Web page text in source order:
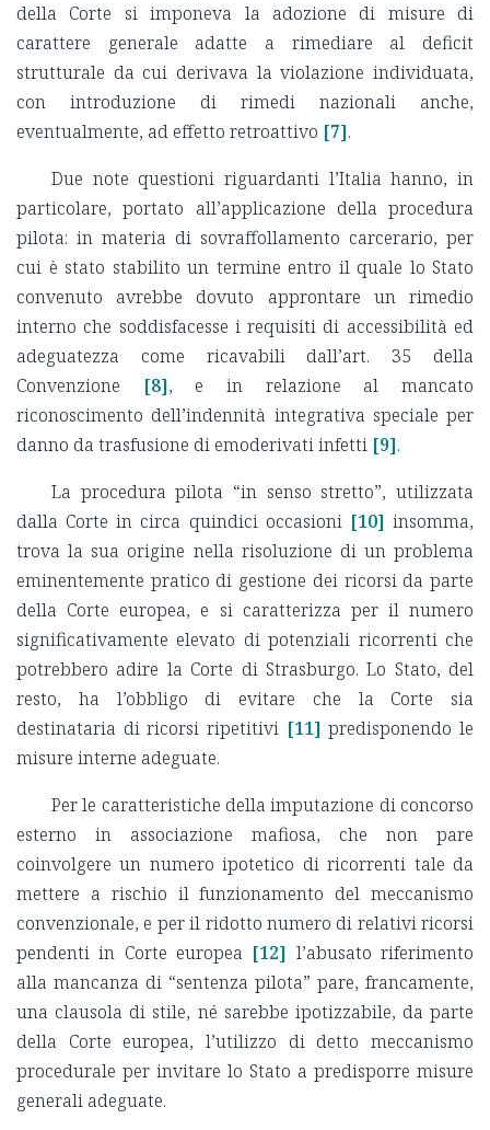
della Corte si imponeva la adozione di misure di
carattere generale adatte a rimediare al deficit
strutturale da cui derivava la violazione individuata,
con introduzione di rimedi nazionali anche,
eventualmente, ad effetto retroattivo [7].
Due note questioni riguardanti l’Italia hanno, in
particolare, portato all’applicazione della procedura
pilota: in materia di sovraffollamento carcerario, per
cui è stato stabilito un termine entro il quale lo Stato
convenuto avrebbe dovuto approntare un rimedio
interno che soddisfacesse i requisiti di accessibilità ed
adeguatezza come ricavabili dall’art. 35 della
Convenzione
[8], e in relazione al mancato
riconoscimento dell’indennità integrativa speciale per
danno da trasfusione di emoderivati infetti [9].
La procedura pilota “in senso stretto”, utilizzata
dalla Corte in circa quindici occasioni [10] insomma,
trova la sua origine nella risoluzione di un problema
eminentemente pratico di gestione dei ricorsi da parte
della Corte europea, e si caratterizza per il numero
significativamente elevato di potenziali ricorrenti che
potrebbero adire la Corte di Strasburgo. Lo Stato, del
resto, ha l’obbligo di evitare che la Corte sia
destinataria di ricorsi ripetitivi [11] predisponendo le
misure interne adeguate.
Per le caratteristiche della imputazione di concorso
esterno in associazione mafiosa, che non pare
coinvolgere un numero ipotetico di ricorrenti tale da
mettere a rischio il funzionamento del meccanismo
convenzionale, e per il ridotto numero di relativi ricorsi
pendenti in Corte europea [12] l’abusato riferimento
alla mancanza di “sentenza pilota” pare, francamente,
una clausola di stile, né sarebbe ipotizzabile, da parte
della Corte europea, l’utilizzo di detto meccanismo
procedurale per invitare lo Stato a predisporre misure
generali adeguate.